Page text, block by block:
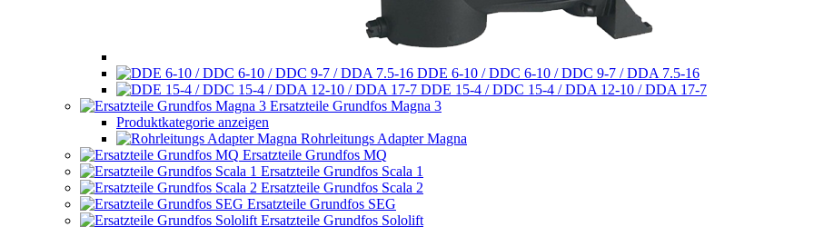
DDE 6-10 / DDC 6-10 / DDC 9-7 / DDA 7.5-16
DDE 15-4 / DDC 15-4 / DDA 12-10 / DDA 17-7
Ersatzteile Grundfos Magna 3
Produktkategorie anzeigen
Rohrleitungs Adapter Magna
Ersatzteile Grundfos MQ
Ersatzteile Grundfos Scala 1
Ersatzteile Grundfos Scala 2
Ersatzteile Grundfos SEG
Ersatzteile Grundfos Sololift